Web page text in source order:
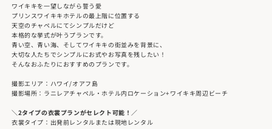
ワイキキを一望しながら誓う愛
プリンスワイキキホテルの最上階に位置する
天空のチャペルにてシンプルだけど
本格的な挙式が叶うプランです。
青い空、青い海、そしてワイキキの街並みを背景に、
大切な人たちでシンプルにお式やお写真を残したい！
そんなおふたりにおすすめのプランです。
撮影エリア：ハワイ/オアフ島
撮影場所：ラニレアチャペル・ホテル内ロケーション+ワイキキ周辺ビーチ
＼2タイプの衣裳プランがセレクト可能！／
衣裳タイプ：出発前レンタルまたは現地レンタル